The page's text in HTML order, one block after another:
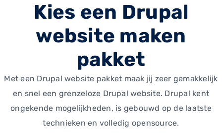
Kies een Drupal
website maken
pakket
Met een Drupal website pakket maak jij zeer gemakkelijk
en snel een grenzeloze Drupal website. Drupal kent
ongekende mogelijkheden, is gebouwd op de laatste
technieken en volledig opensource.